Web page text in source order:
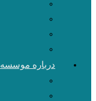
درباره موسسه